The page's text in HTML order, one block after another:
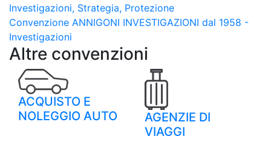
Investigazioni, Strategia, Protezione
Convenzione ANNIGONI INVESTIGAZIONI dal 1958 -
Investigazioni
Altre convenzioni
ACQUISTO E
NOLEGGIO AUTO
AGENZIE DI
VIAGGI